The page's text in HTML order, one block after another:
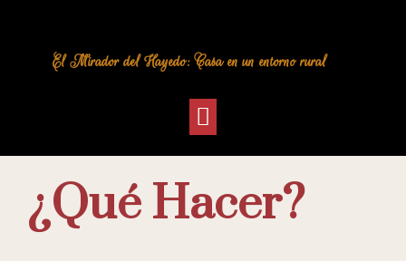
El Mirador del Hayedo: Casa en un entorno rural
¿Qué Hacer?